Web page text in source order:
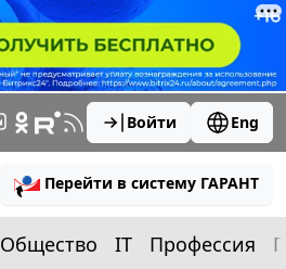
Войти Eng
Перейти в систему ГАРАНТ
Общество IT Профессия